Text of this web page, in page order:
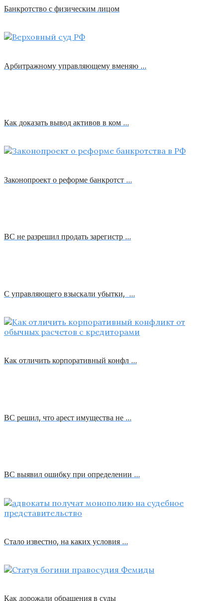
Банкротство с физическим лицом
Арбитражному управляющему вменяю …
Как доказать вывод активов в ком …
Законопроект о реформе банкротст …
ВС не разрешил продать зарегистр …
С управляющего взыскали убытки, …
Как отличить корпоративный конфл …
ВС решил, что арест имущества не …
ВС выявил ошибку при определении …
Стало известно, на каких условия …
Как дорожали обращения в суды